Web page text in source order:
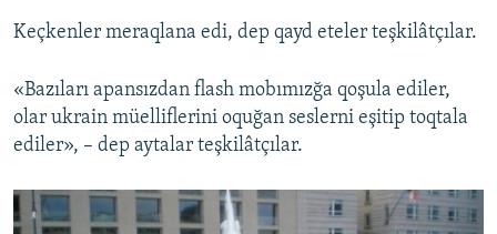
Keçkenler meraqlana edi, dep qayd eteler teşkilâtçılar.
«Bazıları apansızdan flash mobımızğa qoşula ediler,
olar ukrain müelliflerini oquğan seslerni eşitip toqtala
ediler», – dep aytalar teşkilâtçılar.